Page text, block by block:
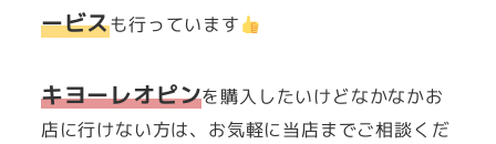
ービスも行っています
キヨーレオピンを購入したいけどなかなかお
店に行けない方は、お気軽に当店までご相談くだ